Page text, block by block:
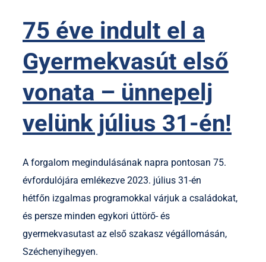
75 éve indult el a
Gyermekvasút első
vonata – ünnepelj
velünk július 31-én!
A forgalom megindulásának napra pontosan 75.
évfordulójára emlékezve 2023. július 31-én
hétfőn izgalmas programokkal várjuk a családokat,
és persze minden egykori úttörő- és
gyermekvasutast az első szakasz végállomásán,
Széchenyihegyen.